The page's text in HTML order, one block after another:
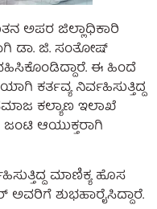
ಅಪರ ಜಿಲ್ಲಾಧಿಕಾರಿ
ಡಾ. ಜಿ. ಸಂತೋಷ್
ಈ ಹಿಂದೆ
ಕರ್ತವ್ಯ ನಿರ್ವಹಿಸುತ್ತಿದ್ದ
ಕಲ್ಯಾಣ ಇಲಾಖೆ
ಆಯುಕ್ತರಾಗಿ
ಮಾಣಿಕ್ಯ ಹೊಸ
ಶುಭಹಾರೈಸಿದ್ದಾರೆ.